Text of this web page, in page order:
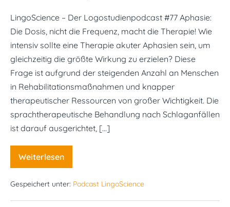
LingoScience – Der Logostudienpodcast #77 Aphasie:
Die Dosis, nicht die Frequenz, macht die Therapie! Wie
intensiv sollte eine Therapie akuter Aphasien sein, um
gleichzeitig die größte Wirkung zu erzielen? Diese
Frage ist aufgrund der steigenden Anzahl an Menschen
in Rehabilitationsmaßnahmen und knapper
therapeutischer Ressourcen von großer Wichtigkeit. Die
sprachtherapeutische Behandlung nach Schlaganfällen
ist darauf ausgerichtet, […]
Weiterlesen
#77
Aphasie:
Dosis,
die
Gespeichert unter: Podcast LingoScience